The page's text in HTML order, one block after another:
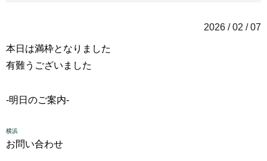
2026 / 02 / 07
本日は満枠となりました
有難うございました
-明日のご案内-
横浜
お問い合わせ